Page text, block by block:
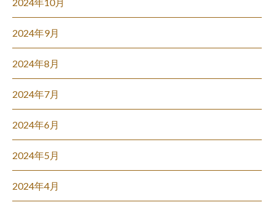
2024年9月
2024年8月
2024年7月
2024年6月
2024年5月
2024年4月